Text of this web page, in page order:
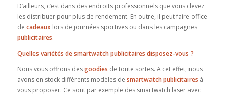
D’ailleurs, c’est dans des endroits professionnels que vous devez
les distribuer pour plus de rendement. En outre, il peut faire office
de cadeauxlors de journées sportives ou dans les campagnes
publicitaires.
Quelles variétés de smartwatch publicitaires disposez-vous ?
Nous vous offrons desgoodies de toute sortes. A cet effet, nous
avons en stock différents modèles de smartwatch publicitaires à
vous proposer. Ce sont par exemple des smartwatch laser avec